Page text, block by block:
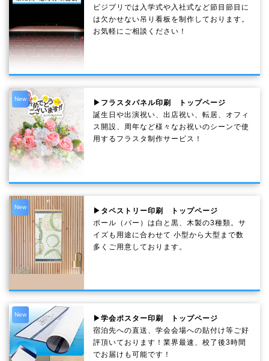
ビジプリでは入学式や入社式など節目節目に
は欠かせない吊り看板を制作しております。
お気軽にご相談ください！
New
▶フラスタパネル印刷 トップページ
誕生日や出演祝い、出店祝い、転居、オフィ
ス開設、周年など様々なお祝いのシーンで使
用するフラスタ制作サービス！
New
▶タペストリー印刷 トップページ
ポール（バー）は白と黒、木製の3種類。サ
イズも用途に合わせて 小型から大型まで数
多くご用意しております。
New
▶学会ポスター印刷 トップページ
宿泊先への直送、学会会場への貼付け等ご好
評頂いております！業界最速、校了後3時間
でお届けも可能です！